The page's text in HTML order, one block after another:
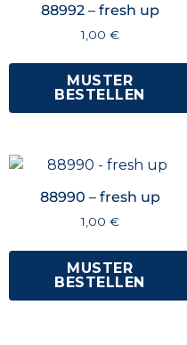
88992 – fresh up
1,00 €
MUSTER
BESTELLEN
88990 – fresh up
1,00 €
MUSTER
BESTELLEN